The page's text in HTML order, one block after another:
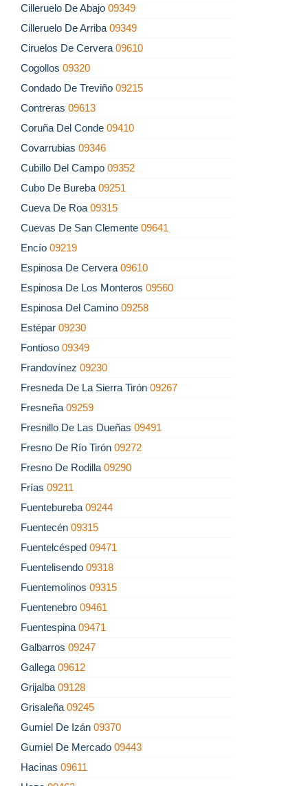
Cilleruelo De Abajo 09349
Cilleruelo De Arriba 09349
Ciruelos De Cervera 09610
Cogollos 09320
Condado De Treviño 09215
Contreras 09613
Coruña Del Conde 09410
Covarrubias 09346
Cubillo Del Campo 09352
Cubo De Bureba 09251
Cueva De Roa 09315
Cuevas De San Clemente 09641
Encío 09219
Espinosa De Cervera 09610
Espinosa De Los Monteros 09560
Espinosa Del Camino 09258
Estépar 09230
Fontioso 09349
Frandovínez 09230
Fresneda De La Sierra Tirón 09267
Fresneña 09259
Fresnillo De Las Dueñas 09491
Fresno De Río Tirón 09272
Fresno De Rodilla 09290
Frías 09211
Fuentebureba 09244
Fuentecén 09315
Fuentelcésped 09471
Fuentelisendo 09318
Fuentemolinos 09315
Fuentenebro 09461
Fuentespina 09471
Galbarros 09247
Gallega 09612
Grijalba 09128
Grisaleña 09245
Gumiel De Izán 09370
Gumiel De Mercado 09443
Hacinas 09611